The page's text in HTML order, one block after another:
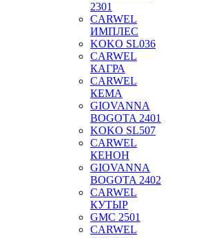
2301
CARWEL
ИМПЛЕС
KOKO SL036
CARWEL
КАГРА
CARWEL
КЕМА
GIOVANNA
BOGOTA 2401
KOKO SL507
CARWEL
КЕНОН
GIOVANNA
BOGOTA 2402
CARWEL
КУТЫР
GMC 2501
CARWEL